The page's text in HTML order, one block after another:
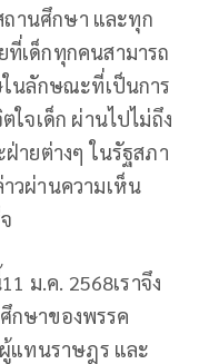
ถานศึกษา และทุก
เด็กทุกคนสามารถ
ในลักษณะที่เป็นการ
ใจเด็ก ผ่านไปไม่ถึง
ายต่างๆ ในรัฐสภา
วผ่านความเห็น
ม.ค. 2568เราจึง
กษาของพรรค
แทนราษฎร และ